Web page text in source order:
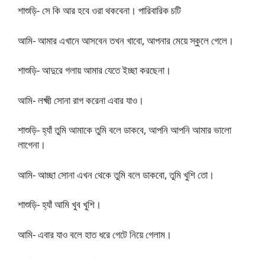
শাশুড়ি- সে কি আর হবে ওরা থকবেনা। পারিবারিক চটি
আমি- আমার এখানে আসবেন তখন খাবো, আপনার মেয়ে স্কুলে গেলে।
শাশুড়ি- আদুরে গলায় আমার যেতে ইচ্ছা করছেনা।
আমি- লক্ষ্মী সোনা রাগ করেনা এবার যাও।
শাশুড়ি- হ্যাঁ তুমি আমাকে তুমি বলে ডাকবে, আপনি আপনি আমার ভালো
লাগেনা।
আমি- আচ্ছা সোনা এখন থেকে তুমি বলে ডাকবো, তুমি খুশি তো।
শাশুড়ি- হ্যাঁ আমি খুব খুশি।
আমি- এবার যাও বলে হাত ধরে গেটে নিয়ে গেলাম।